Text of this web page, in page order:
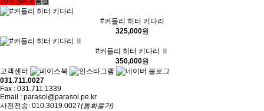
#커들리 히터 키다리
325,000원
#커들리 히터 키다리 Ⅱ
350,000원
고객센터
031.711.0027
Fax : 031.711.1339
Email : parasol@parasol.pe.kr
사진전송: 010.3019.0027(통화불가)